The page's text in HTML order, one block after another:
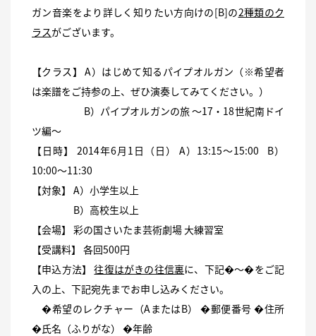
ガン音楽をより詳しく知りたい方向けの[B]の2種類のク
ラスがございます。
【クラス】 A）はじめて知るパイプオルガン（※希望者
は楽譜をご持参の上、ぜひ演奏してみてください。）
B）パイプオルガンの旅 〜17・18世紀南ドイ
ツ編〜
【日時】 2014年6月1日（日） A）13:15〜15:00 B）
10:00〜11:30
【対象】 A）小学生以上
B）高校生以上
【会場】 彩の国さいたま芸術劇場 大練習室
【受講料】 各回500円
【申込方法】往復はがきの往信裏に、下記�〜�をご記
入の上、下記宛先までお申し込みください。
�希望のレクチャー（AまたはB） �郵便番号 �住所
�氏名（ふりがな） �年齢